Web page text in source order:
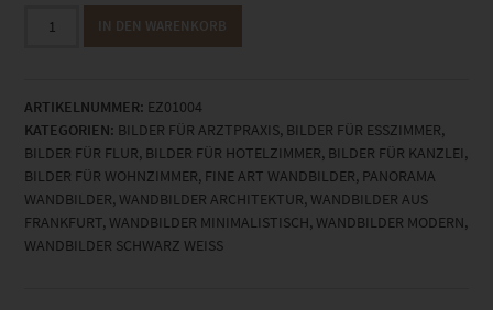
Schwarz
Weiss
Menge
IN DEN WARENKORB
ARTIKELNUMMER: EZ01004
KATEGORIEN: BILDER FÜR ARZTPRAXIS, BILDER FÜR ESSZIMMER,
BILDER FÜR FLUR, BILDER FÜR HOTELZIMMER, BILDER FÜR KANZLEI,
BILDER FÜR WOHNZIMMER, FINE ART WANDBILDER, PANORAMA
WANDBILDER, WANDBILDER ARCHITEKTUR, WANDBILDER AUS
FRANKFURT, WANDBILDER MINIMALISTISCH, WANDBILDER MODERN,
WANDBILDER SCHWARZ WEISS